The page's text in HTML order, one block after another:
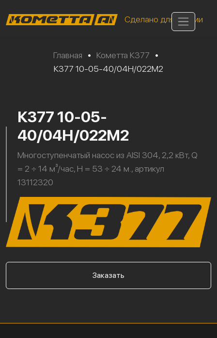
Сделано для России
Главная • Кометта К377
•
К377 10-05-40/04Н/022М2
К377 10-05-
40/04Н/022М2
Многоступенчатый насос из AISI 304, 2,2 кВт, Q
= 2 ÷ 14 м³/час, H = 53 ÷ 24 м., артикул
13112320
Заказать